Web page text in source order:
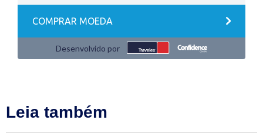
Leia também